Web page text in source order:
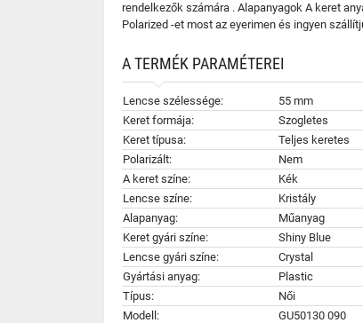
rendelkezők számára . Alapanyagok A keret
Polarized -et most az eyerimen és ingyen
A TERMÉK PARAMÉTEREI
Lencse szélessége:
55 mm
Keret formája:
Szogletes
Keret típusa:
Teljes keretes
Polarizált:
Nem
A keret színe:
Kék
Lencse színe:
Kristály
Alapanyag:
Műanyag
Keret gyári színe:
Shiny Blue
Lencse gyári színe:
Crystal
Gyártási anyag:
Plastic
Típus:
Női
Modell:
GU50130 090